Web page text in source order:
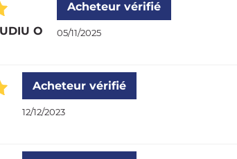
O
Acheteur vérifié
05/11/2025
Acheteur vérifié
12/12/2023